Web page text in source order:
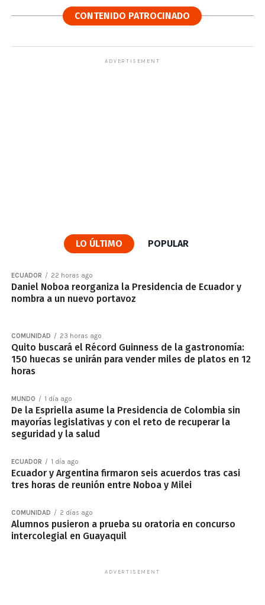
CONTENIDO PATROCINADO
ADVERTISEMENT
LO ÚLTIMO POPULAR
ECUADOR 22 horas ago
Daniel Noboa reorganiza la Presidencia de Ecuador y
nombra a un nuevo portavoz
COMUNIDAD 23 horas ago
Quito buscará el Récord Guinness de la gastronomía:
150 huecas se unirán para vender miles de platos en 12
horas
MUNDO 1 día ago
De la Espriella asume la Presidencia de Colombia sin
mayorías legislativas y con el reto de recuperar la
seguridad y la salud
ECUADOR 1 día ago
Ecuador y Argentina firmaron seis acuerdos tras casi
tres horas de reunión entre Noboa y Milei
COMUNIDAD 2 días ago
Alumnos pusieron a prueba su oratoria en concurso
intercolegial en Guayaquil
ADVERTISEMENT